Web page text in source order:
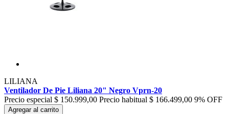
LILIANA
Ventilador De Pie Liliana 20" Negro Vprn-20
Precio especial $ 150.999,00 Precio habitual $ 166.499,00 9% OFF
Agregar al carrito